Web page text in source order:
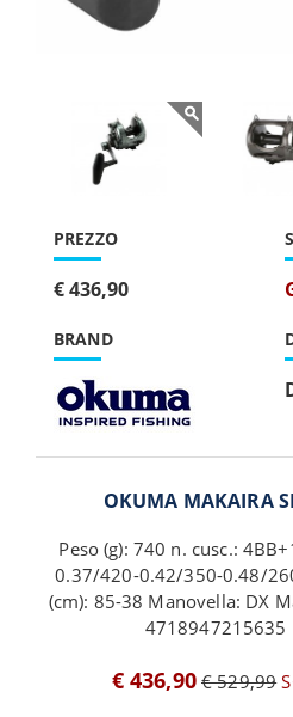
PREZZO
€ 436,90
BRAND
OKUMA MAKAIRA
Peso (g): 740 n. cusc.:
0.37/420-0.42/350-0.48/
(cm): 85-38 Manovella: DX
4718947215635
€ 436,90 € 529,99